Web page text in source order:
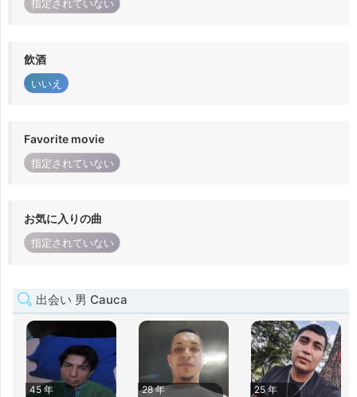
指定されていない
飲酒
いいえ
Favorite movie
指定されていない
お気に入りの曲
指定されていない
出会い 男 Cauca
45 年
28 年
25 年